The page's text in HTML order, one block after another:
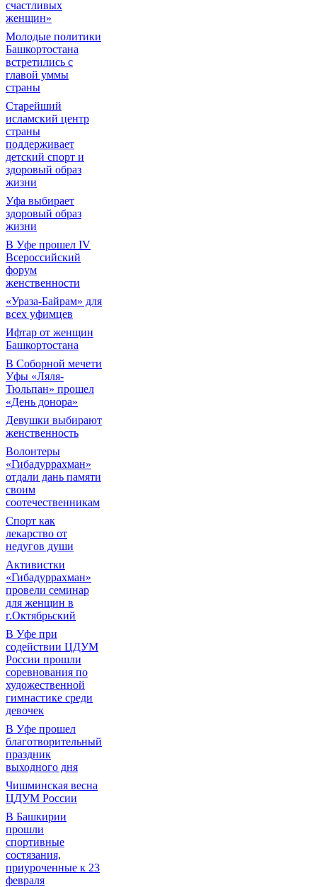
счастливых
женщин»
Молодые политики
Башкортостана
встретились с
главой уммы
страны
Старейший
исламский центр
страны
поддерживает
детский спорт и
здоровый образ
жизни
Уфа выбирает
здоровый образ
жизни
В Уфе прошел IV
Всероссийский
форум
женственности
«Ураза-Байрам» для
всех уфимцев
Ифтар от женщин
Башкортостана
В Соборной мечети
Уфы «Ляля-
Тюльпан» прошел
«День донора»
Девушки выбирают
женственность
Волонтеры
«Гибадуррахман»
отдали дань памяти
своим
соотечественникам
Спорт как
лекарство от
недугов души
Активистки
«Гибадуррахман»
провели семинар
для женщин в
г.Октябрьский
В Уфе при
содействии ЦДУМ
России прошли
соревнования по
художественной
гимнастике среди
девочек
В Уфе прошел
благотворительный
праздник
выходного дня
Чишминская весна
ЦДУМ России
В Башкирии
прошли
спортивные
состязания,
приуроченные к 23
февраля